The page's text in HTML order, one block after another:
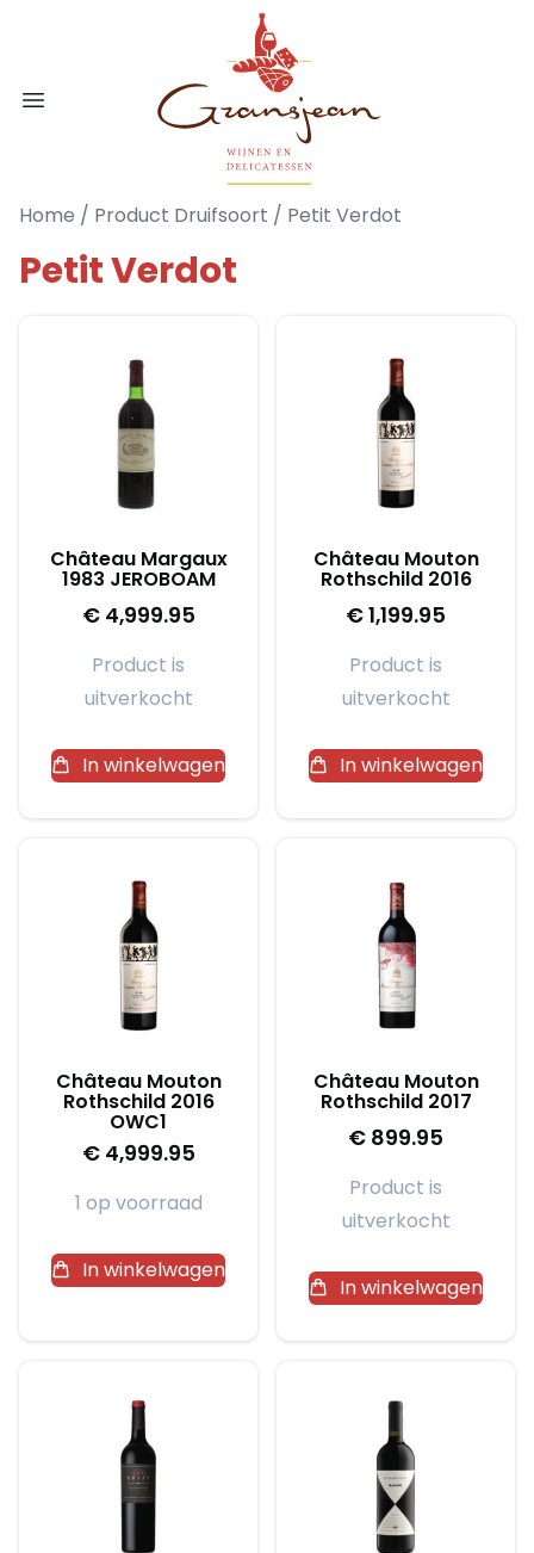
Open menu
Gransjean - Wijn - Broodjes -
Home / Product Druifsoort / Petit Verdot
Petit Verdot
Château Margaux
1983 JEROBOAM
€ 4,999.95
Product is
uitverkocht
In winkelwagen
Château Mouton
Rothschild 2016
€1,199.95
Product is
uitverkocht
In winkelwagen
Château Mouton
Rothschild 2016
OWC1
€ 4,999.95
1 op voorraad
In winkelwagen
Château Mouton
Rothschild 2017
€ 899.95
Product is
uitverkocht
In winkelwagen